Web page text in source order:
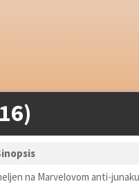
na Marvelovom anti-